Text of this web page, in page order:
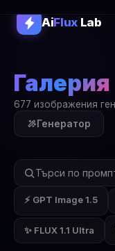
AiFluxLab
Галерия
677 изображения
Генератор
⚡ GPT Image 1.5
✨ FLUX 1.1 Ultra